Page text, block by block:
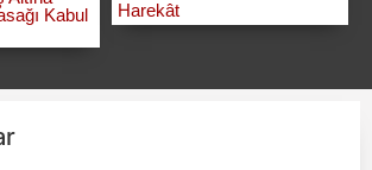
Kabul
Harekât